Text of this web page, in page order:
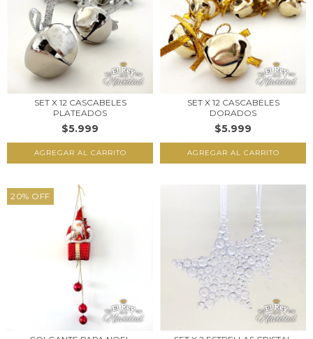
SET X 12 CASCABELES
PLATEADOS
$5.999
SET X 12 CASCABELES
DORADOS
$5.999
20% OFF